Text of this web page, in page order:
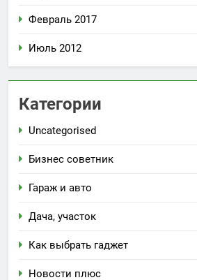
Февраль 2017
Июль 2012
Категории
Uncategorised
Бизнес советник
Гараж и авто
Дача, участок
Как выбрать гаджет
Новости плюс